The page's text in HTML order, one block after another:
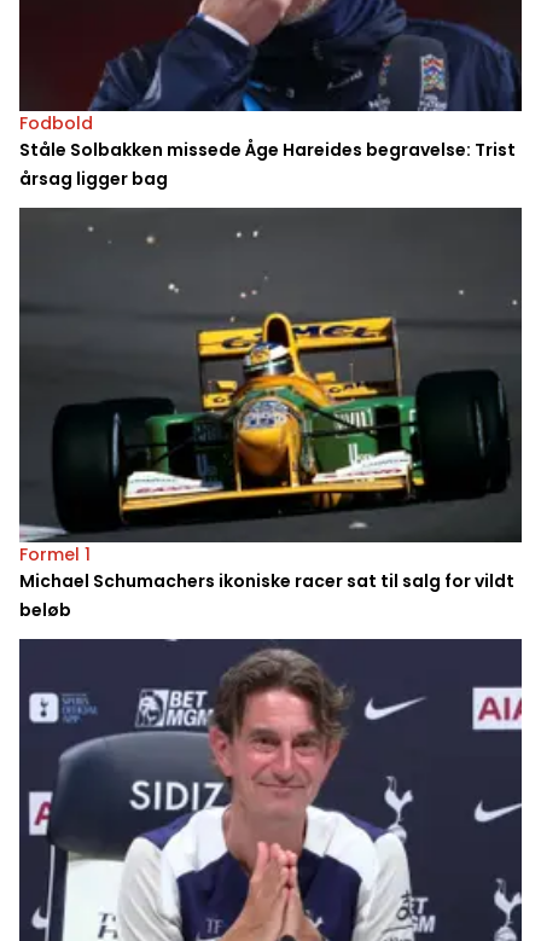
Fodbold
Ståle Solbakken missede Åge Hareides begravelse: Trist
årsag ligger bag
Formel 1
Michael Schumachers ikoniske racer sat til salg for vildt
beløb